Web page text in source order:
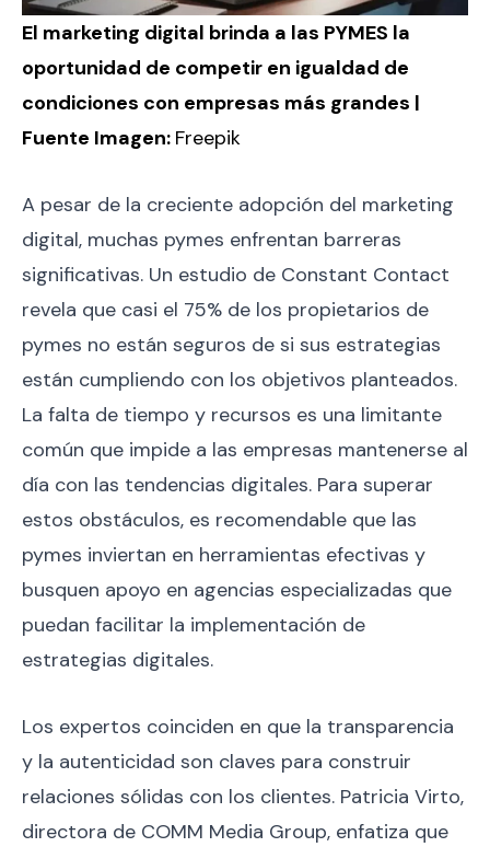
El marketing digital brinda a las PYMES la
oportunidad de competir en igualdad de
condiciones con empresas más grandes |
Fuente Imagen: Freepik
A pesar de la creciente adopción del marketing
digital, muchas pymes enfrentan barreras
significativas. Un estudio de Constant Contact
revela que casi el 75% de los propietarios de
pymes no están seguros de si sus estrategias
están cumpliendo con los objetivos planteados.
La falta de tiempo y recursos es una limitante
común que impide a las empresas mantenerse al
día con las tendencias digitales. Para superar
estos obstáculos, es recomendable que las
pymes inviertan en herramientas efectivas y
busquen apoyo en agencias especializadas que
puedan facilitar la implementación de
estrategias digitales.
Los expertos coinciden en que la transparencia
y la autenticidad son claves para construir
relaciones sólidas con los clientes. Patricia Virto,
directora de COMM Media Group, enfatiza que